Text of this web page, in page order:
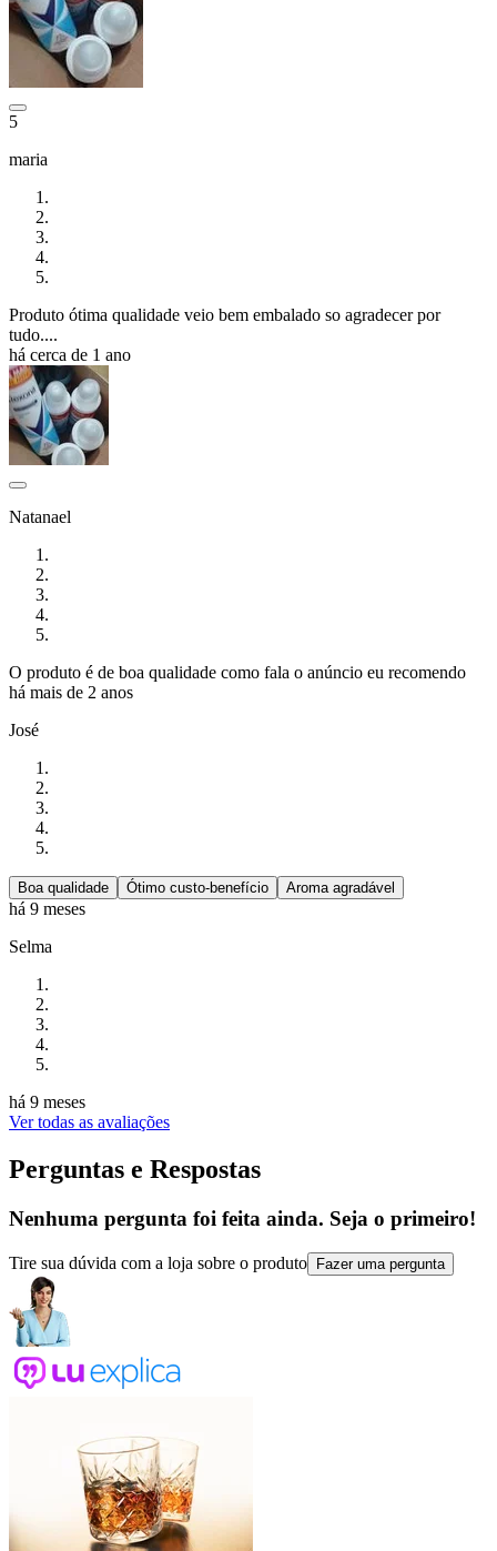
5
maria
Produto ótima qualidade veio bem embalado so agradecer por
tudo....
há cerca de 1 ano
Natanael
O produto é de boa qualidade como fala o anúncio eu recomendo
há mais de 2 anos
José
Boa qualidade Ótimo custo-benefício Aroma agradável
há 9 meses
Selma
há 9 meses
Ver todas as avaliações
Perguntas e Respostas
Nenhuma pergunta foi feita ainda. Seja o primeiro!
Tire sua dúvida com a loja sobre o produto Fazer uma pergunta